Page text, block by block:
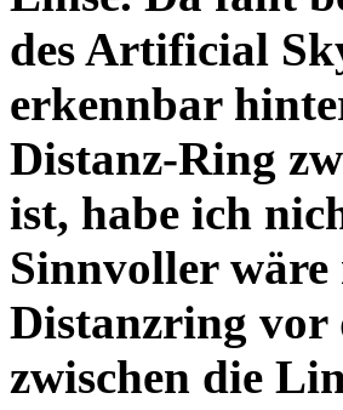
des Artificial
erkennbar
Distanz-Ring
ist, habe ich
Sinnvoller wäre
Distanzring vor
zwischen die